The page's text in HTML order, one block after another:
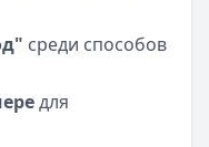
среди способов
для